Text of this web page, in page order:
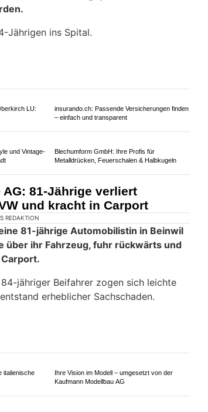
Lack
Restaurant Bürgli: Zürichs Top-Treffpunkt für
Lunch & Dinner
für
professionelle Beratung vom Fachmann
SG: Roller kracht ins Heck